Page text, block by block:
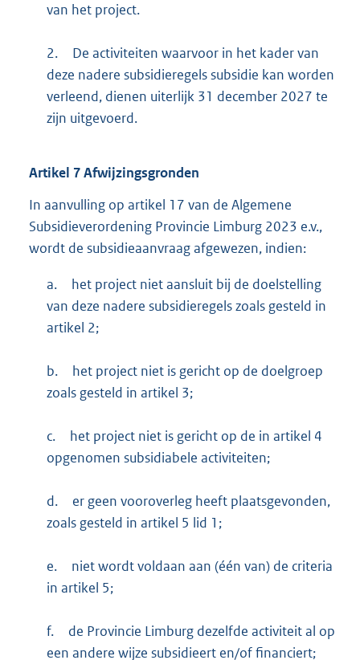
van het project.
2.
De activiteiten waarvoor in het kader van
deze nadere subsidieregels subsidie kan worden
verleend, dienen uiterlijk 31 december 2027 te
zijn uitgevoerd.
Artikel 7Afwijzingsgronden
In aanvulling op artikel 17 van de Algemene
Subsidieverordening Provincie Limburg 2023 e.v.,
wordt de subsidieaanvraag afgewezen, indien:
a.
het project niet aansluit bij de doelstelling
van deze nadere subsidieregels zoals gesteld in
artikel 2;
b.
het project niet is gericht op de doelgroep
zoals gesteld in artikel 3;
c.
het project niet is gericht op de in artikel 4
opgenomen subsidiabele activiteiten;
d.
er geen vooroverleg heeft plaatsgevonden,
zoals gesteld in artikel 5 lid 1;
e.
niet wordt voldaan aan (één van) de criteria
in artikel 5;
f.
de Provincie Limburg dezelfde activiteit al op
een andere wijze subsidieert en/of financiert;